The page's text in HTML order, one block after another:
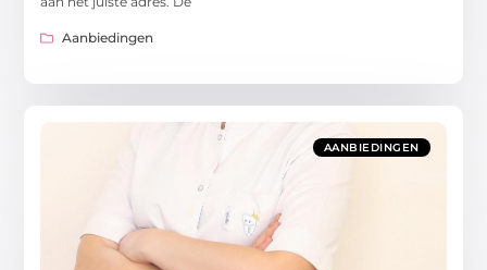
Aanbiedingen
AANBIEDINGEN